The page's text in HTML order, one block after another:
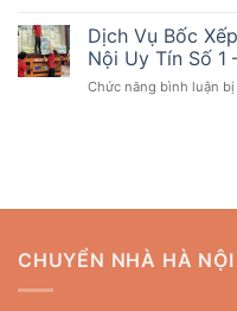
Dịch Vụ Bốc
Nội Uy Tín Số 1
Chức năng bình luận
CHUYỂN NHÀ HÀ NỘI